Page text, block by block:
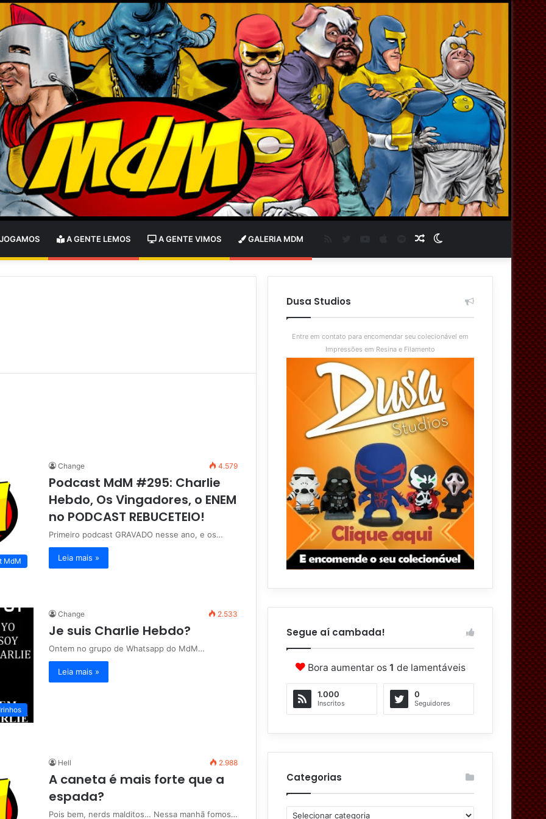
A GENTE LEMOS A GENTE VIMOS GALERIA MDM
skin
Artigo
aleatório
Spotify
MdM
Change 4.579
Podcast MdM #295: Charlie
Hebdo, Os Vingadores, o ENEM
no PODCAST REBUCETEIO!
Primeiro podcast GRAVADO nesse ano, e os…
Leia mais »
Change 2.533
Je suis Charlie Hebdo?
Ontem no grupo de Whatsapp do MdM…
Leia mais »
Hell 2.988
A caneta é mais forte que a
espada?
Pois bem, nerds malditos… Nessa manhã fomos…
Dusa Studios
Entre em contato para encomendar seu colecionável em
Impressões em Resina e Filamento
Segue aí cambada!
Bora aumentar os 1 de lamentáveis
1.000
Inscritos
0
Seguidores
Categorias